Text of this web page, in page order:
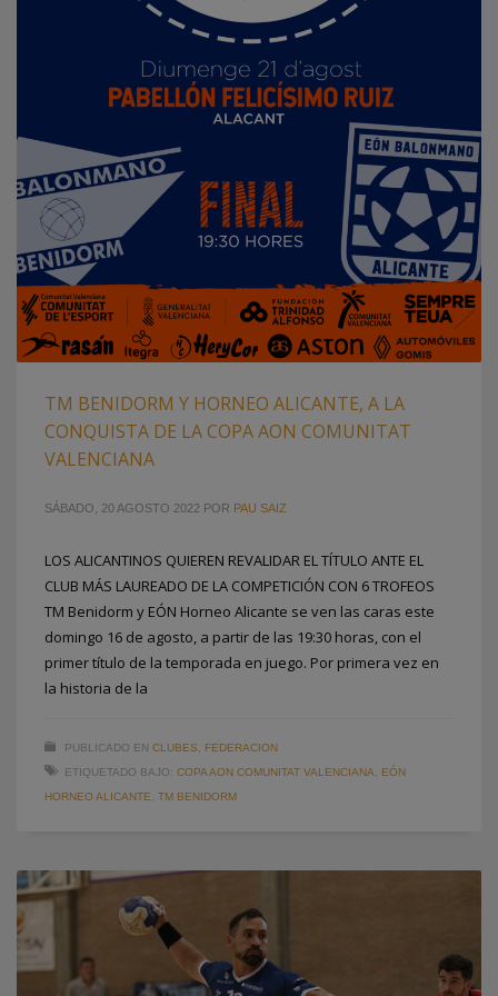
TM BENIDORM Y HORNEO ALICANTE, A LA
CONQUISTA DE LA COPA AON COMUNITAT
VALENCIANA
SÁBADO, 20 AGOSTO 2022 POR PAU SAIZ
LOS ALICANTINOS QUIEREN REVALIDAR EL TÍTULO ANTE EL
CLUB MÁS LAUREADO DE LA COMPETICIÓN CON 6 TROFEOS
TM Benidorm y EÓN Horneo Alicante se ven las caras este
domingo 16 de agosto, a partir de las 19:30 horas, con el
primer título de la temporada en juego. Por primera vez en
la historia de la
PUBLICADO EN CLUBES
FEDERACION
ETIQUETADO BAJO: COPA AON COMUNITAT VALENCIANA
EÓN
HORNEO ALICANTE
TM BENIDORM